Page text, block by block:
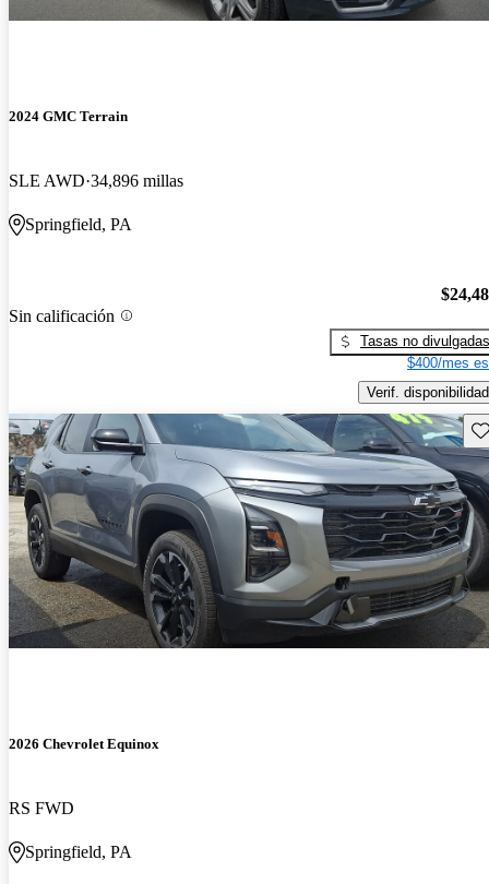
2024 GMC Terrain
SLE AWD 34,896 millas
Springfield, PA
Sin calificación
Tasas no divulgadas
$400/mes
Verif. disponibilidad
2026 Chevrolet Equinox
RS FWD
Springfield, PA